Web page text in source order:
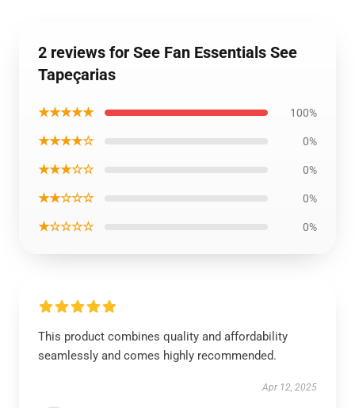
2 reviews for See Fan Essentials See
Tapeçarias
★★★★★ 100%
★★★★☆ 0%
★★★☆☆ 0%
★★☆☆☆ 0%
★☆☆☆☆ 0%
This product combines quality and affordability
seamlessly and comes highly recommended.
Apr 12, 2025